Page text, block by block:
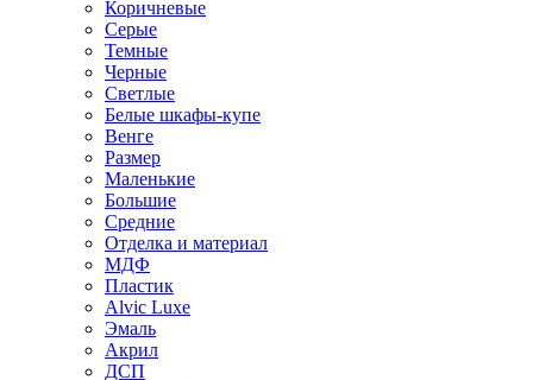
Коричневые
Серые
Темные
Черные
Светлые
Белые шкафы-купе
Венге
Размер
Маленькие
Большие
Средние
Отделка и материал
МДФ
Пластик
Alvic Luxe
Эмаль
Акрил
ДСП